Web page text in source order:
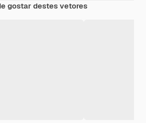
gostar destes vetores